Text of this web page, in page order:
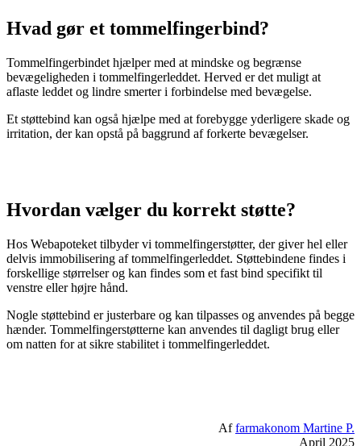
Hvad gør et tommelfingerbind?
Tommelfingerbindet hjælper med at mindske og begrænse
bevægeligheden i tommelfingerleddet. Herved er det muligt at
aflaste leddet og lindre smerter i forbindelse med bevægelse.
Et støttebind kan også hjælpe med at forebygge yderligere skade og
irritation, der kan opstå på baggrund af forkerte bevægelser.
Hvordan vælger du korrekt støtte?
Hos Webapoteket tilbyder vi tommelfingerstøtter, der giver hel eller
delvis immobilisering af tommelfingerleddet. Støttebindene findes i
forskellige størrelser og kan findes som et fast bind specifikt til
venstre eller højre hånd.
Nogle støttebind er justerbare og kan tilpasses og anvendes på begge
hænder. Tommelfingerstøtterne kan anvendes til dagligt brug eller
om natten for at sikre stabilitet i tommelfingerleddet.
Affarmakonom Martine P.
April 2025